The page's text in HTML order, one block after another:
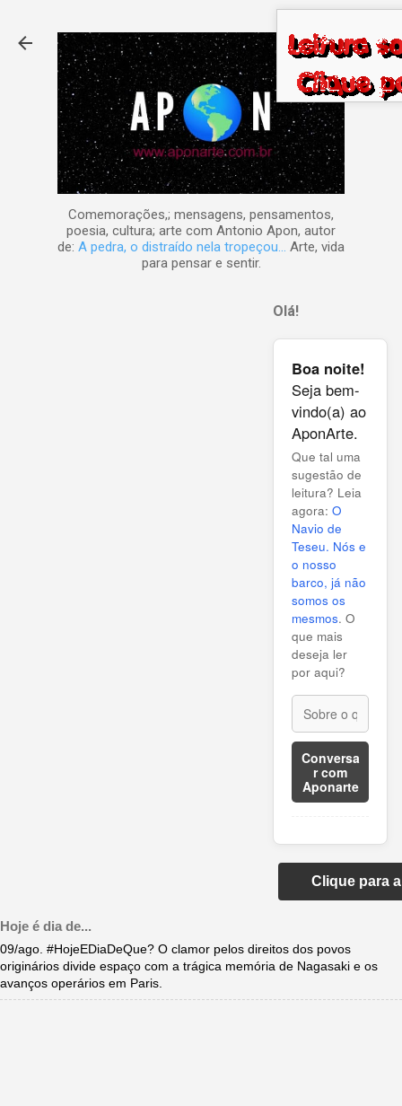
Comemorações,; mensagens, pensamentos,
poesia, cultura; arte com Antonio Apon, autor
de: A pedra, o distraído nela tropeçou... Arte, vida
para pensar e sentir.
Olá!
Boa noite!
Seja bem-
vindo(a) ao
AponArte.
Que tal uma
sugestão de
leitura? Leia
agora: O
Navio de
Teseu. Nós e
o nosso
barco, já não
somos os
mesmos. O
que mais
deseja ler
por aqui?
Conversa
r com
Aponarte
Clique para
Hoje é dia de...
09/ago. #HojeEDiaDeQue? O clamor pelos direitos dos povos
originários divide espaço com a trágica memória de Nagasaki e os
avanços operários em Paris.